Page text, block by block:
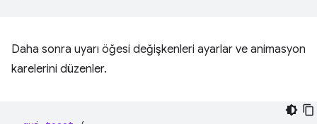
Daha sonra uyarı öğesi değişkenleri ayarlar ve animasyon
karelerini düzenler.